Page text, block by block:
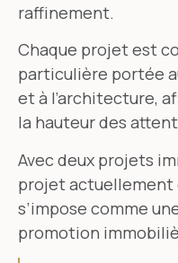
raffinement.
Chaque projet est
particulière portée
et à l’architecture,
la hauteur des
Avec deux projets
projet actuellement
s’impose comme
promotion